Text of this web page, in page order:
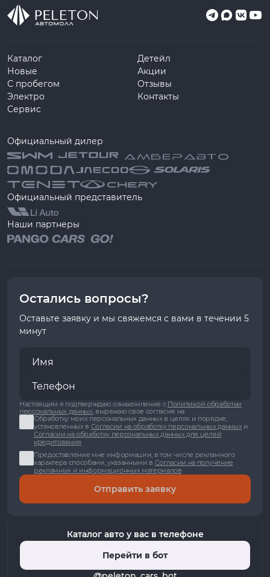
Каталог
Новые
С пробегом
Электро
Сервис
Детейл
Акции
Отзывы
Контакты
Официальный дилер
Официальный представитель
Наши партнеры
Остались вопросы?
Оставьте заявку и мы свяжемся с вами в течении 5
минут
Настоящим я подтверждаю ознакомление с Политикой обработки
персональных данных, выражаю свое согласие на:
Обработку моих персональных данных в целях и порядке,
установленных в Согласии на обработку персональных данныхи
Согласии на обработку персональных данных для целей
кредитования
Предоставление мне информации, в том числе рекламного
характера способами, указанными в Согласии на получение
рекламных и информационных материалов
Отправить заявку
Каталог авто у вас в телефоне
Перейти в бот